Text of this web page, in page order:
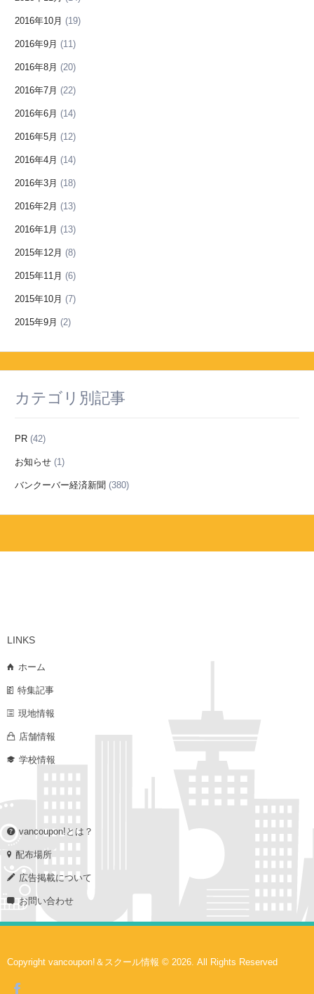
2016年10月 (19)
2016年9月 (11)
2016年8月 (20)
2016年7月 (22)
2016年6月 (14)
2016年5月 (12)
2016年4月 (14)
2016年3月 (18)
2016年2月 (13)
2016年1月 (13)
2015年12月 (8)
2015年11月 (6)
2015年10月 (7)
2015年9月 (2)
カテゴリ別記事
PR (42)
お知らせ (1)
バンクーバー経済新聞 (380)
LINKS
ホーム
特集記事
現地情報
店舗情報
学校情報
vancoupon!とは？
配布場所
広告掲載について
お問い合わせ
Copyright vancoupon!＆スクール情報 © 2026. All Rights Reserved